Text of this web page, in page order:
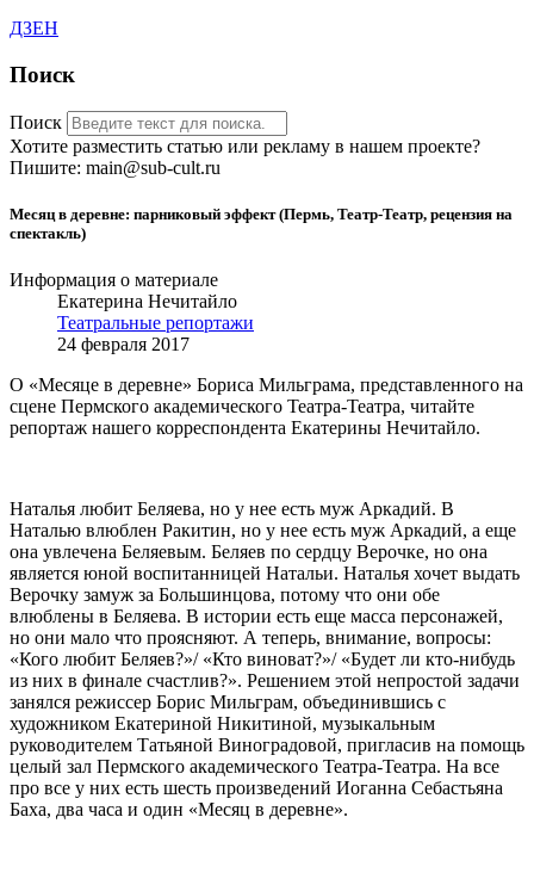
ДЗЕН
Поиск
Поиск
Хотите разместить статью или рекламу в нашем проекте?
Пишите: main@sub-cult.ru
Месяц в деревне: парниковый эффект (Пермь, Театр-Театр, рецензия на
спектакль)
Информация о материале
Екатерина Нечитайло
Театральные репортажи
24 февраля 2017
О «Месяце в деревне» Бориса Мильграма, представленного на
сцене Пермского академического Театра-Театра, читайте
репортаж нашего корреспондента Екатерины Нечитайло.
Наталья любит Беляева, но у нее есть муж Аркадий. В
Наталью влюблен Ракитин, но у нее есть муж Аркадий, а еще
она увлечена Беляевым. Беляев по сердцу Верочке, но она
является юной воспитанницей Натальи. Наталья хочет выдать
Верочку замуж за Большинцова, потому что они обе
влюблены в Беляева. В истории есть еще масса персонажей,
но они мало что проясняют. А теперь, внимание, вопросы:
«Кого любит Беляев?»/ «Кто виноват?»/ «Будет ли кто-нибудь
из них в финале счастлив?». Решением этой непростой задачи
занялся режиссер Борис Мильграм, объединившись с
художником Екатериной Никитиной, музыкальным
руководителем Татьяной Виноградовой, пригласив на помощь
целый зал Пермского академического Театра-Театра. На все
про все у них есть шесть произведений Иоганна Себастьяна
Баха, два часа и один «Месяц в деревне».